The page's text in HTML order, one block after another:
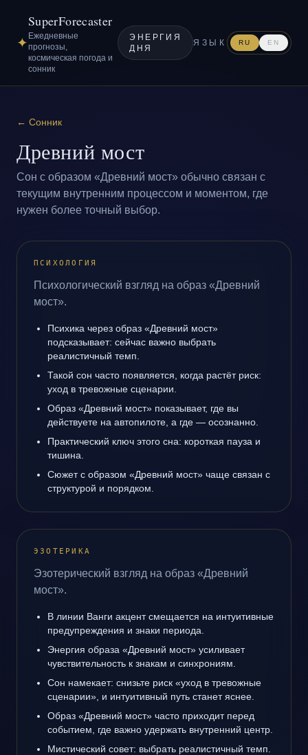
✦
SuperForecaster
Ежедневные
прогнозы,
космическая погода и
сонник
ЭНЕРГИЯ
ДНЯ
ЯЗЫК RU EN
← Сонник
Древний мост
Сон с образом «Древний мост» обычно связан с
текущим внутренним процессом и моментом, где
нужен более точный выбор.
ПСИХОЛОГИЯ
Психологический взгляд на образ «Древний
мост».
Психика через образ «Древний мост»
подсказывает: сейчас важно выбрать
реалистичный темп.
Такой сон часто появляется, когда растёт риск:
уход в тревожные сценарии.
Образ «Древний мост» показывает, где вы
действуете на автопилоте, а где — осознанно.
Практический ключ этого сна: короткая пауза и
тишина.
Сюжет с образом «Древний мост» чаще связан с
структурой и порядком.
ЭЗОТЕРИКА
Эзотерический взгляд на образ «Древний
мост».
В линии Ванги акцент смещается на интуитивные
предупреждения и знаки периода.
Энергия образа «Древний мост» усиливает
чувствительность к знакам и синхрониям.
Сон намекает: снизьте риск «уход в тревожные
сценарии», и интуитивный путь станет яснее.
Образ «Древний мост» часто приходит перед
событием, где важно удержать внутренний центр.
Мистический совет: выбрать реалистичный темп.